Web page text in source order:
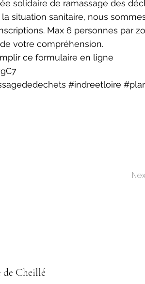
solidaire de ramassage des
situation sanitaire, nous
Max 6 personnes par
votre compréhension.
ce formulaire en ligne
#indreetloire
de Cheillé